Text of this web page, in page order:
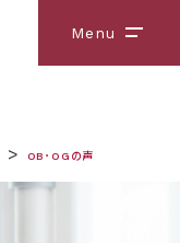
Menu メニ
> OB･OGの声